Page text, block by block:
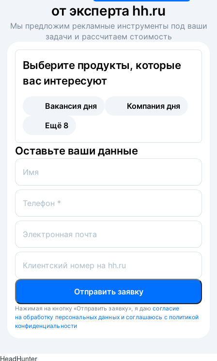
от эксперта hh.ru
Мы предложим рекламные инструменты под ваши
задачи и рассчитаем стоимость
Выберите продукты, которые
вас интересуют
Вакансия дня
Компания дня
Ещё 8
Оставьте ваши данные
Имя
Телефон *
Электронная почта
Клиентский номер на hh.ru
Отправить заявку
Нажимая на кнопку «Отправить заявку», я даю согласие
на обработку персональных данных и соглашаюсь с политикой
конфиденциальности
HeadHunter